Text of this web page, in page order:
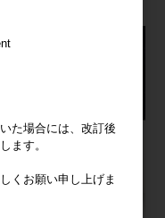
た場合には、改訂後
ます。
くお願い申し上げま